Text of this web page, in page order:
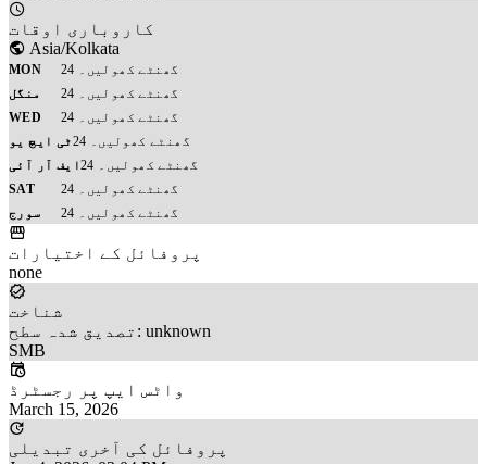
کاروباری اوقات
Asia/Kolkata
MON
24 گھنٹے کھولیں۔
منگل
24 گھنٹے کھولیں۔
WED
24 گھنٹے کھولیں۔
ٹی ایچ یو
24 گھنٹے کھولیں۔
ایف آر آئی
24 گھنٹے کھولیں۔
SAT
24 گھنٹے کھولیں۔
سورج
24 گھنٹے کھولیں۔
پروفائل کے اختیارات
none
شناخت
تصدیق شدہ سطح: unknown
SMB
واٹس ایپ پر رجسٹرڈ
March 15, 2026
پروفائل کی آخری تبدیلی